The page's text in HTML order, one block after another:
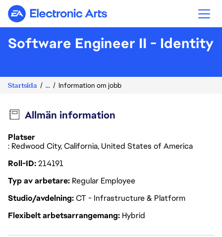
Electronic Arts
Software Engineer II - Identity
Startsida ... Information om jobb
Allmän information
Platser
: Redwood City, California, United States of America
Roll-ID214191
Typ av arbetare Regular Employee
Studio/avdelningCT - Infrastructure & Platform
Flexibelt arbetsarrangemang Hybrid